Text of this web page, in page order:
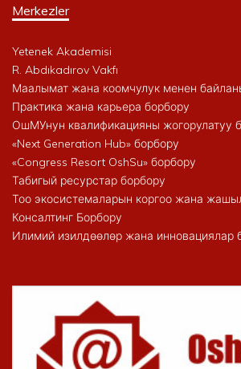
Merkezler
Yetenek Akademisi
R. Abdıkadırov Vakfı
Маалымат жана коомчулук менен
Практика жана карьера борбору
ОшМУнун квалификацияны жогорулатуу
«Next Generation Hub» борбору
«Congress Resort OshSu» борбору
Табигый ресурстар борбору
Тоо экосистемаларын коргоо жана
Консалтинг Борбору
Илимий изилдөөлөр жана инновациялар